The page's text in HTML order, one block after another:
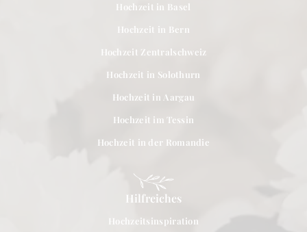
Hochzeit in Basel
Hochzeit in Bern
Hochzeit Zentralschweiz
Hochzeit in Solothurn
Hochzeit in Aargau
Hochzeit im Tessin
Hochzeit in der Romandie
Hilfreiches
Hochzeitsinspiration